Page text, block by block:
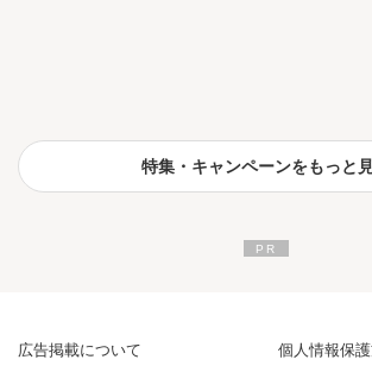
特集・キャンペーンをもっと
広告掲載について 個人情報保